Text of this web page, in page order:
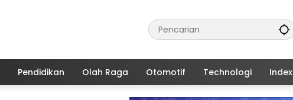
Pendidikan Olah Raga Otomotif Technologi Index